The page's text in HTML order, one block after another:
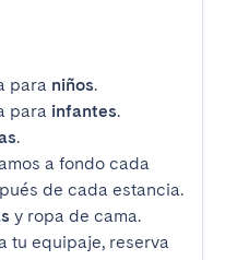
para niños.
para infantes.
.
a fondo cada
de cada estancia.
y ropa de cama.
tu equipaje, reserva